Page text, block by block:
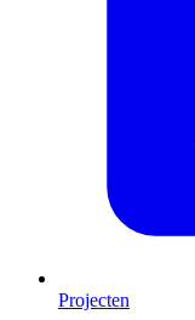
Projecten